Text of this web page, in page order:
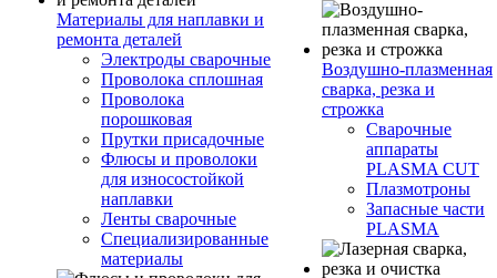
Материалы для наплавки и
ремонта деталей
Электроды сварочные
Проволока сплошная
Проволока
порошковая
Прутки присадочные
Флюсы и проволоки
для износостойкой
наплавки
Ленты сварочные
Специализированные
материалы
Воздушно-плазменная
сварка, резка и
строжка
Сварочные
аппараты
PLASMA CUT
Плазмотроны
Запасные части
PLASMA